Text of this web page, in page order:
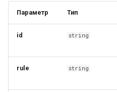
Параметр Тип
id string
rule string